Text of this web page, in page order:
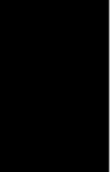
y
(
minutos), esta
están divididos entre